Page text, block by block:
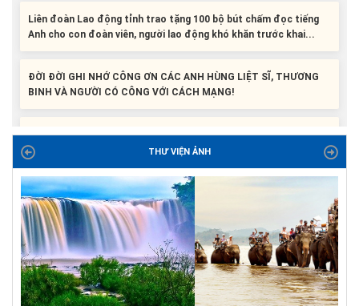
Liên đoàn Lao động tỉnh trao tặng 100 bộ bút chấm đọc tiếng
Anh cho con đoàn viên, người lao động khó khăn trước khai...
ĐỜI ĐỜI GHI NHỚ CÔNG ƠN CÁC ANH HÙNG LIỆT SĨ, THƯƠNG
BINH VÀ NGƯỜI CÓ CÔNG VỚI CÁCH MẠNG!
Công đoàn phường Tuy Hòa tổ chức chuỗi hoạt động chào
mừng 97 năm ngày thành lập Công đoàn Việt Nam (28/7/1929 –...
THƯ VIỆN ẢNH